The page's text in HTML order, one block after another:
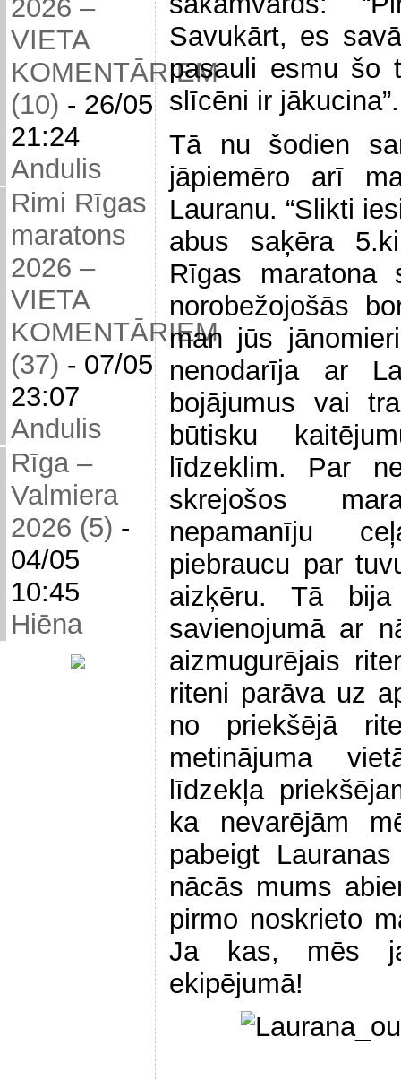
2026 –
VIETA
KOMENTĀRIEM
(10) - 26/05
21:24
Andulis
Rimi Rīgas
maratons
2026 –
VIETA
KOMENTĀRIEM
(37) - 07/05
23:07
Andulis
Rīga –
Valmiera
2026 (5) -
04/05
10:45
Hiēna
Savukārt, es
pasauli esmu šo
slīcēni ir jākucina”.
Tā nu šodien
jāpiemēro arī
Lauranu. “Slikti
abus saķēra
Rīgas maratona
norobežojošās
man jūs
nenodarīja ar
bojājumus vai
būtisku
līdzeklim. Par
skrejošos
nepamanīju
piebraucu par
aizķēru. Tā
savienojumā ar
aizmugurējais
riteni parāva uz
no priekšējā
metinājuma
līdzekļa
ka nevarējām
pabeigt
nācās mums
pirmo noskrieto
Ja kas, mēs
ekipējumā!